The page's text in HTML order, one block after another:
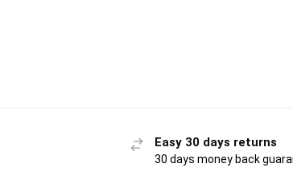
Easy 30 days returns
30 days money back